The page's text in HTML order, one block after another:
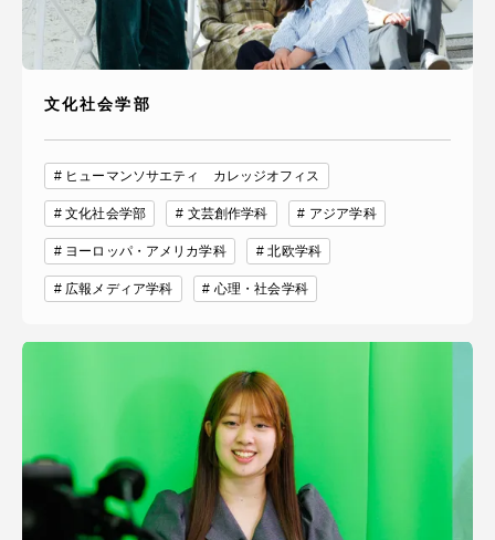
文化社会学部
ヒューマンソサエティ カレッジオフィス
文化社会学部 文芸創作学科 アジア学科
ヨーロッパ・アメリカ学科 北欧学科
広報メディア学科 心理・社会学科